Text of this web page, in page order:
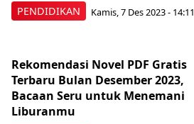
PENDIDIKAN Kamis, 7 Des 2023 - 14:11
Rekomendasi Novel PDF Gratis
Terbaru Bulan Desember 2023,
Bacaan Seru untuk Menemani
Liburanmu